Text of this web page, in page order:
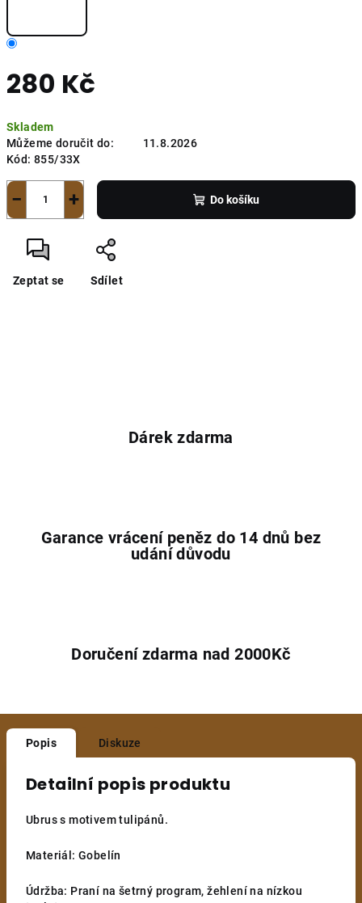
280 Kč
cena:
Skladem
Můžeme doručit do:
11.8.2026
Kód: 855/33X
+
− Do košíku
Zeptat se Sdílet
Dárek zdarma
Garance vrácení peněz do 14 dnů bez
udání důvodu
Doručení zdarma nad 2000Kč
Popis Diskuze
Detailní popis produktu
Ubrus s motivem tulipánů.
Materiál: Gobelín
Údržba: Praní na šetrný program, žehlení na nízkou